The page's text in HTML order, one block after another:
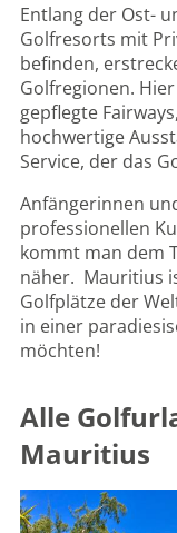
Entlang der Ost-
Golfresorts mit
befinden,
Golfregionen.
gepflegte
hochwertige
Service, der das
Anfängerinnen
professionellen
kommt man dem
näher. Mauritius
Golfplätze der
in einer
möchten!
Alle
Mauritius